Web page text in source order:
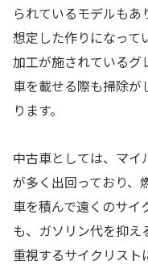
られているモデルもあ
想定した作りになって
加工が施されているグ
車を載せる際も掃除が
ります。
中古車としては、マ
が多く出回っており、
車を積んで遠くのサイ
も、ガソリン代を抑え
重視するサイクリスト